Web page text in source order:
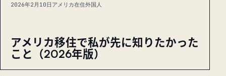
2026年2月10日 アメリカ在住外国人
アメリカ移住で私が先に知りたかった
こと（2026年版）